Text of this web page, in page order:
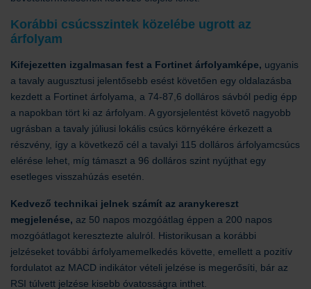
Korábbi csúcsszintek közelébe ugrott az
árfolyam
Kifejezetten izgalmasan fest a Fortinet árfolyamképe, ugyanis
a tavaly augusztusi jelentősebb esést követően egy oldalazásba
kezdett a Fortinet árfolyama, a 74-87,6 dolláros sávból pedig épp
a napokban tört ki az árfolyam. A gyorsjelentést követő nagyobb
ugrásban a tavaly júliusi lokális csúcs környékére érkezett a
részvény, így a következő cél a tavalyi 115 dolláros árfolyamcsúcs
elérése lehet, míg támaszt a 96 dolláros szint nyújthat egy
esetleges visszahúzás esetén.
Kedvező technikai jelnek számít az aranykereszt
megjelenése, az 50 napos mozgóátlag éppen a 200 napos
mozgóátlagot keresztezte alulról. Historikusan a korábbi
jelzéseket további árfolyamemelkedés követte, emellett a pozitív
fordulatot az MACD indikátor vételi jelzése is megerősíti, bár az
RSI túlvett jelzése kisebb óvatosságra inthet.